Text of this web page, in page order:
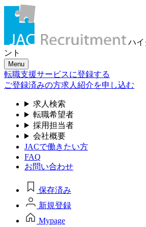
ハ
ント
Menu
転職支援サービスに登録する
ご登録済みの方求人紹介を申し込む
求人検索
転職希望者
採用担当者
会社概要
JACで働きたい方
FAQ
お問い合わせ
保存済み
新規登録
Mypage